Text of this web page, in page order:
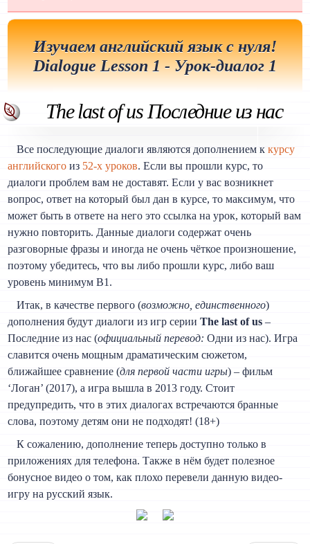
Изучаем английский язык с нуля!
Dialogue Lesson 1 - Урок-диалог 1
The last of us Последние из нас
Все последующие диалоги являются дополнением к курсу
английского из 52-х уроков. Если вы прошли курс, то
диалоги проблем вам не доставят. Если у вас возникнет
вопрос, ответ на который был дан в курсе, то максимум, что
может быть в ответе на него это ссылка на урок, который вам
нужно повторить. Данные диалоги содержат очень
разговорные фразы и иногда не очень чёткое произношение,
поэтому убедитесь, что вы либо прошли курс, либо ваш
уровень минимум B1.
Итак, в качестве первого (возможно, единственного)
дополнения будут диалоги из игр серииThe last of us –
Последние из нас (официальный перевод: Одни из нас). Игра
славится очень мощным драматическим сюжетом,
ближайшее сравнение (для первой части игры) – фильм
‘Логан’ (2017), а игра вышла в 2013 году. Стоит
предупредить, что в этих диалогах встречаются бранные
слова, поэтому детям они не подходят! (18+)
К сожалению, дополнение теперь доступно только в
приложениях для телефона. Также в нём будет полезное
бонусное видео о том, как плохо перевели данную видео-
игру на русский язык.